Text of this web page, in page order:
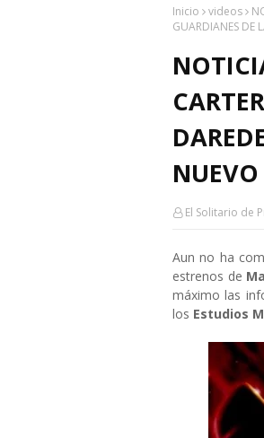
Inicio videos
GUARDIANES DE
El Solitario de
Aun no ha
estrenos de
máximo las
los Estudios